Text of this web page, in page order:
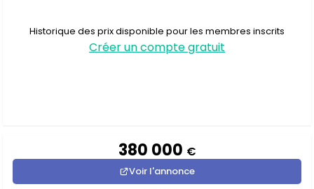
Historique des prix disponible pour les membres inscrits
Créer un compte gratuit
380 000 €
Voir l'annonce